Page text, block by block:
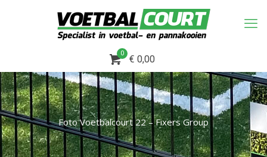
0
€ 0,00
Foto Voetbalcourt 22 – Fixers Group